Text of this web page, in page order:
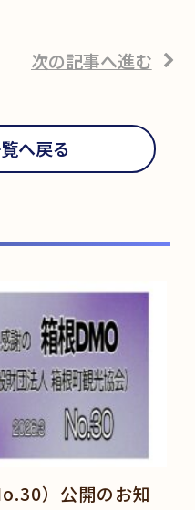
次の記事へ進む
へ戻る
）公開のお知